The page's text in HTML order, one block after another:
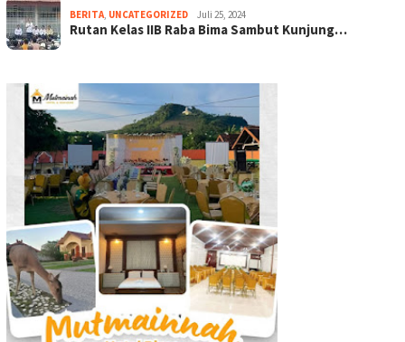
BERITA, UNCATEGORIZED Juli 25, 2024
Rutan Kelas IIB Raba Bima Sambut Kunjung…